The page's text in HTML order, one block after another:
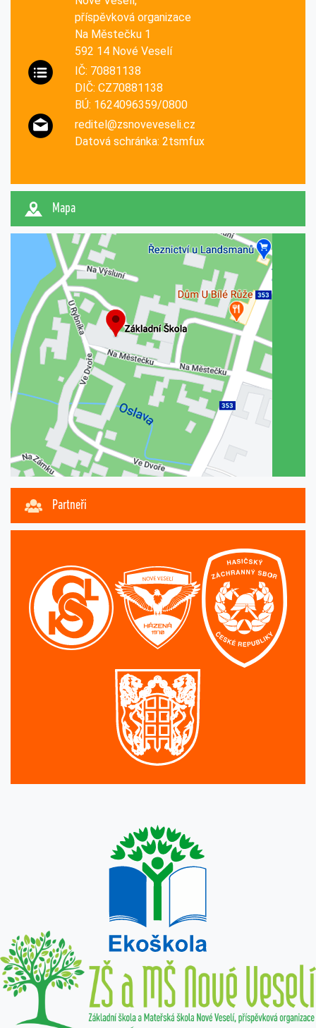
příspěvková organizace
Na Městečku 1
592 14 Nové Veselí
IČ: 70881138
DIČ: CZ70881138
BÚ: 1624096359/0800
reditel@zsnoveveseli.cz
Datová schránka: 2tsmfux
Mapa
Partneři